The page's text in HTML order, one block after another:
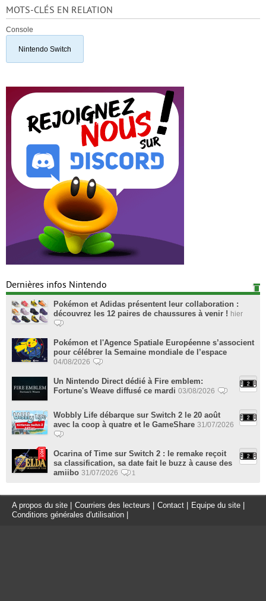
MOTS-CLÉS EN RELATION
Console
Nintendo Switch
Dernières infos Nintendo
Pokémon et Adidas présentent leur collaboration :
découvrez les 12 paires de chaussures à venir ! hier
Pokémon et l'Agence Spatiale Européenne s’associent
pour célébrer la Semaine mondiale de l’espace
04/08/2026
Un Nintendo Direct dédié à Fire emblem:
Fortune's Weave diffusé ce mardi 03/08/2026
Wobbly Life débarque sur Switch 2 le 20 août
avec la coop à quatre et le GameShare 31/07/2026
Ocarina of Time sur Switch 2 : le remake reçoit
sa classification, sa date fait le buzz à cause des
amiibo 31/07/2026 1
A propos du site Courriers des lecteurs Contact Equipe du site
Conditions générales d'utilisation